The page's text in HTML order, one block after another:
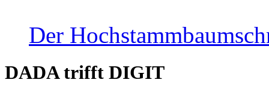
Der
DADA trifft DIGIT